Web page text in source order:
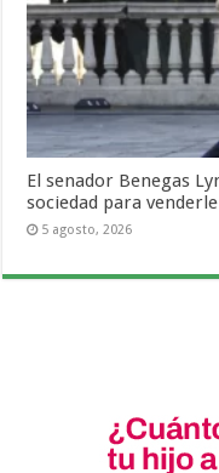
El senador Benegas
sociedad para
5 agosto, 2026